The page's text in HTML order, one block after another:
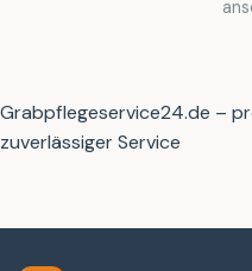
Grabpflegeservice24.de –
zuverlässiger Service